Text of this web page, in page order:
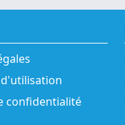
confidentialité